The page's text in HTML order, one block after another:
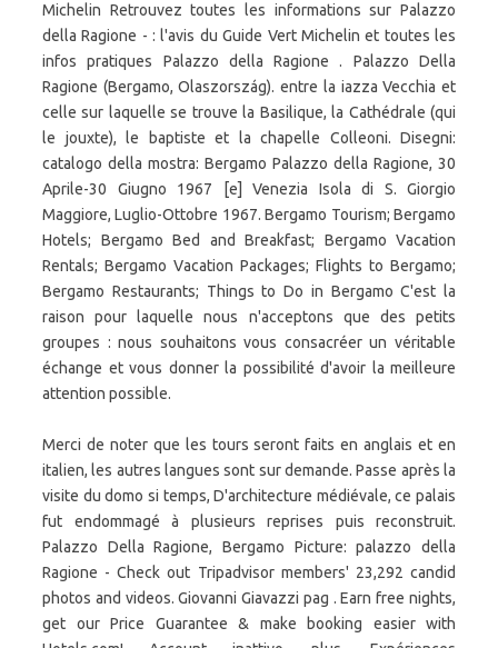
Merci de noter que les tours seront faits en anglais et en
italien, les autres langues sont sur demande. Passe après la
visite du domo si temps, D'architecture médiévale, ce palais
fut endommagé à plusieurs reprises puis reconstruit.
Palazzo Della Ragione, Bergamo Picture: palazzo della
Ragione - Check out Tripadvisor members' 23,292 candid
photos and videos. Giovanni Giavazzi pag . Earn free nights,
get our Price Guarantee & make booking easier with